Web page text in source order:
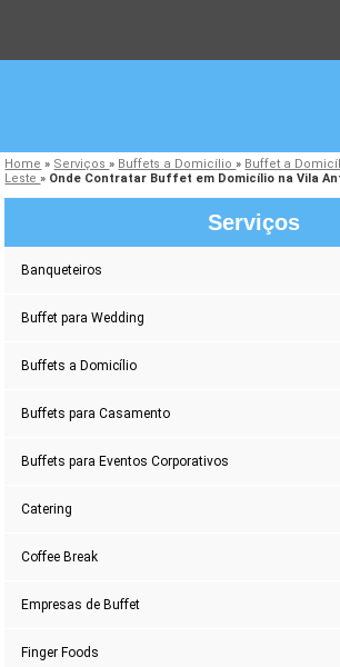
Home » Serviços» Buffets a Domicílio» Buffet a
Leste» Onde Contratar Buffet em Domicílio na Vila
Serviços
Banqueteiros
Buffet para Wedding
Buffets a Domicílio
Buffets para Casamento
Buffets para Eventos Corporativos
Catering
Coffee Break
Empresas de Buffet
Finger Foods